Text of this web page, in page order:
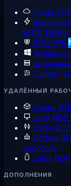
Cloud VPS
EPYC, DDR5
GPU VPS
Windows
Custom
УДАЛЁННЫЙ
Купить
США RDP
Forex RDP
Botting
работали
Linux RDP
ДОПОЛНЕНИЯ